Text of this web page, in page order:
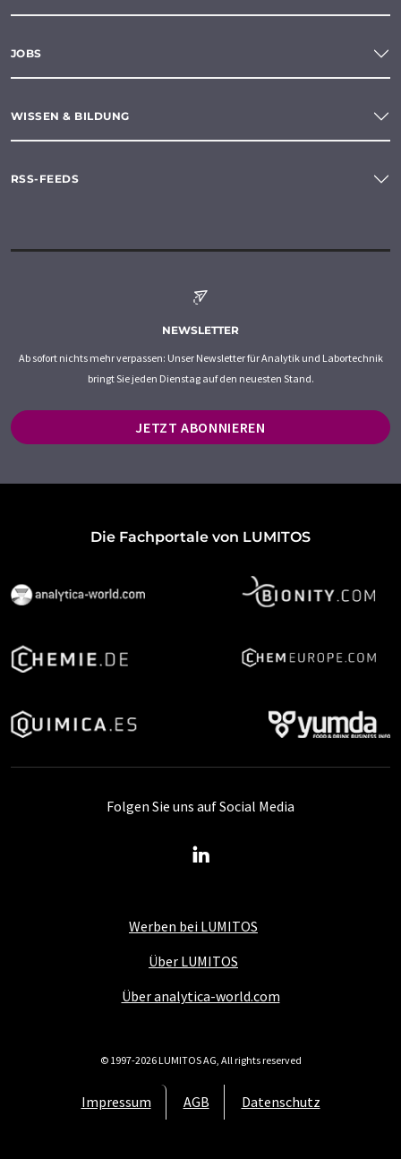
JOBS
WISSEN & BILDUNG
RSS-FEEDS
NEWSLETTER
Ab sofort nichts mehr verpassen: Unser Newsletter für Analytik und Labortechnik
bringt Sie jeden Dienstag auf den neuesten Stand.
JETZT ABONNIEREN
Die Fachportale von LUMITOS
Werben bei LUMITOS
Über LUMITOS
Über analytica-world.com
Impressum AGB Datenschutz
Folgen Sie uns auf Social Media
© 1997-2026 LUMITOS AG, All rights reserved